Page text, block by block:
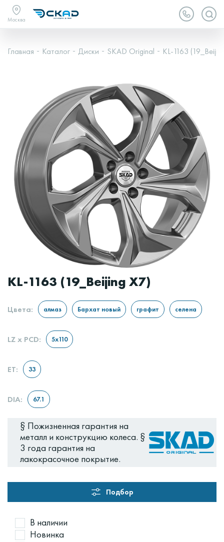
Москва
Главная Каталог Диски SKAD Original KL-1163
KL-1163 (19_Beijing X7)
Цвета:
LZ x PCD:
ET:
DIA:
§ Пожизненная гарантия на
металл и конструкцию колеса. §
3 года гарантия на
лакокрасочное покрытие.
Подбор
В наличии
Новинка